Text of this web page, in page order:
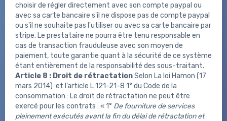
choisir de régler directement avec son compte paypal ou
avec sa carte bancaire s'il ne dispose pas de compte paypal
ou s'il ne souhaite pas l'utiliser ou avec sa carte bancaire par
stripe. Le prestataire ne pourra être tenu responsable en
cas de transaction frauduleuse avec son moyen de
paiement, toute garantie quant à la sécurité de ce système
étant entièrement de la responsabilité des sous-traitant.
Article 8 : Droit de rétractationSelon La loi Hamon (17
mars 2014) et l’article L 121-21-8 1° du Code de la
consommation : Le droit de rétractation ne peut être
exercé pour les contrats : « 1° De fourniture de services
pleinement exécutés avant la fin du délai de rétractation et